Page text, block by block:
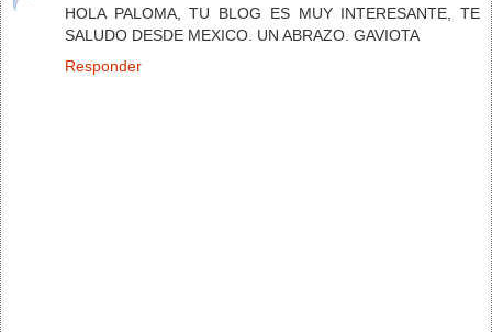
HOLA PALOMA, TU BLOG ES MUY INTERESANTE, TE
SALUDO DESDE MEXICO. UN ABRAZO. GAVIOTA
Responder